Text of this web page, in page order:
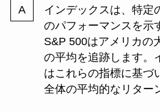
インデックスは、特定
のパフォーマンスを示
S&P 500はアメリカの
の平均を追跡します。
はこれらの指標に基づ
全体の平均的なリター